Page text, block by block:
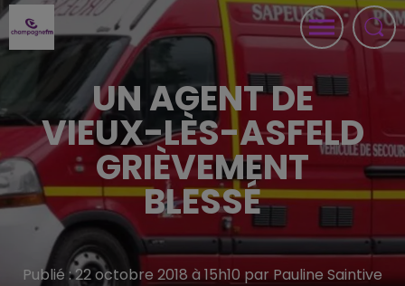
UN AGENT DE
VIEUX-LÈS-ASFELD
GRIÈVEMENT
BLESSÉ
Publié : 22 octobre 2018 à 15h10 par Pauline Saintive